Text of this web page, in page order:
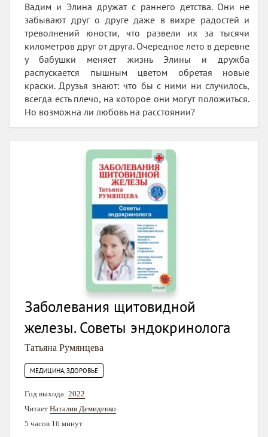
Вадим и Элина дружат с раннего детства. Они не
забывают друг о друге даже в вихре радостей и
треволнений юности, что развели их за тысячи
километров друг от друга. Очередное лето в деревне
у бабушки меняет жизнь Элины и дружба
распускается пышным цветом обретая новые
краски. Друзья знают: что бы с ними ни случилось,
всегда есть плечо, на которое они могут положиться.
Но возможна ли любовь на расстоянии?
Заболевания щитовидной
железы. Советы эндокринолога
Татьяна Румянцева
МЕДИЦИНА, ЗДОРОВЬЕ
Год выхода: 2022
Читает Наталия Демиденко
5 часов 16 минут